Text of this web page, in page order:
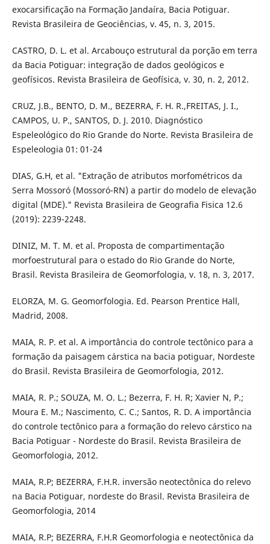
exocarsificação na Formação Jandaíra, Bacia Potiguar.
Revista Brasileira de Geociências, v. 45, n. 3, 2015.
CASTRO, D. L. et al. Arcabouço estrutural da porção em terra
da Bacia Potiguar: integração de dados geológicos e
geofísicos. Revista Brasileira de Geofísica, v. 30, n. 2, 2012.
CRUZ, J.B., BENTO, D. M., BEZERRA, F. H. R.,FREITAS, J. I.,
CAMPOS, U. P., SANTOS, D. J. 2010. Diagnóstico
Espeleológico do Rio Grande do Norte. Revista Brasileira de
Espeleologia 01: 01-24
DIAS, G.H, et al. "Extração de atributos morfométricos da
Serra Mossoró (Mossoró-RN) a partir do modelo de elevação
digital (MDE)." Revista Brasileira de Geografia Fisica 12.6
(2019): 2239-2248.
DINIZ, M. T. M. et al. Proposta de compartimentação
morfoestrutural para o estado do Rio Grande do Norte,
Brasil. Revista Brasileira de Geomorfologia, v. 18, n. 3, 2017.
ELORZA, M. G. Geomorfologia. Ed. Pearson Prentice Hall,
Madrid, 2008.
MAIA, R. P. et al. A importância do controle tectônico para a
formação da paisagem cárstica na bacia potiguar, Nordeste
do Brasil. Revista Brasileira de Geomorfologia, 2012.
MAIA, R. P.; SOUZA, M. O. L.; Bezerra, F. H. R; Xavier N, P.;
Moura E. M.; Nascimento, C. C.; Santos, R. D. A importância
do controle tectônico para a formação do relevo cárstico na
Bacia Potiguar - Nordeste do Brasil. Revista Brasileira de
Geomorfologia, 2012.
MAIA, R.P; BEZERRA, F.H.R. inversão neotectônica do relevo
na Bacia Potiguar, nordeste do Brasil. Revista Brasileira de
Geomorfologia, 2014
MAIA, R.P; BEZERRA, F.H.R Geomorfologia e neotectônica da